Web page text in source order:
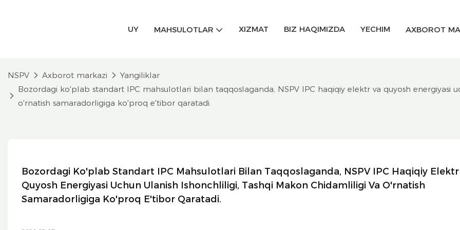
UY MAHSULOTLAR XIZMAT BIZ HAQIMIZDA YECHIM AXBOROT
NSPV Axborot markazi
Yangiliklar
Bozordagi ko'plab standart IPC mahsulotlari bilan taqqoslaganda, NSPV IPC haqiqiy elektr va quyosh energiyasi
o'rnatish samaradorligiga ko'proq e'tibor qaratadi.
Bozordagi Ko'plab Standart IPC Mahsulotlari Bilan Taqqoslaganda, NSPV IPC Haqiqiy Elektr
Quyosh Energiyasi Uchun Ulanish Ishonchliligi, Tashqi Makon Chidamliligi Va O'rnatish
Samaradorligiga Ko'proq E'tibor Qaratadi.